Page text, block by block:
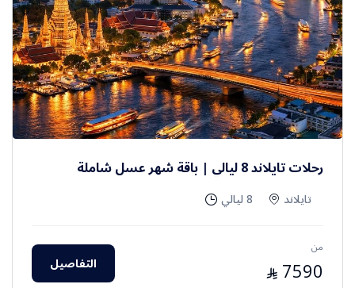
رحلات تايلاند 8 ليالي | باقة شهر عسل شاملة
تايلاند 8 ليالي
من
7590
⃁ التفاصيل